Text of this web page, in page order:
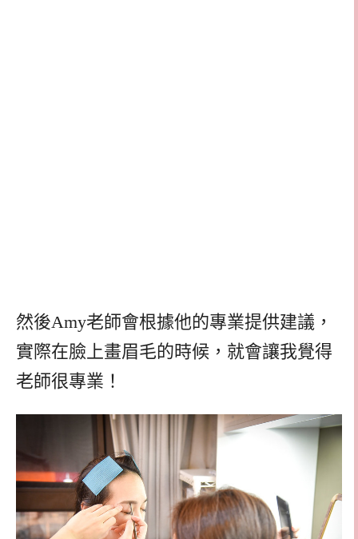
然後Amy老師會根據他的專業提供建議，
實際在臉上畫眉毛的時候，就會讓我覺得
老師很專業！